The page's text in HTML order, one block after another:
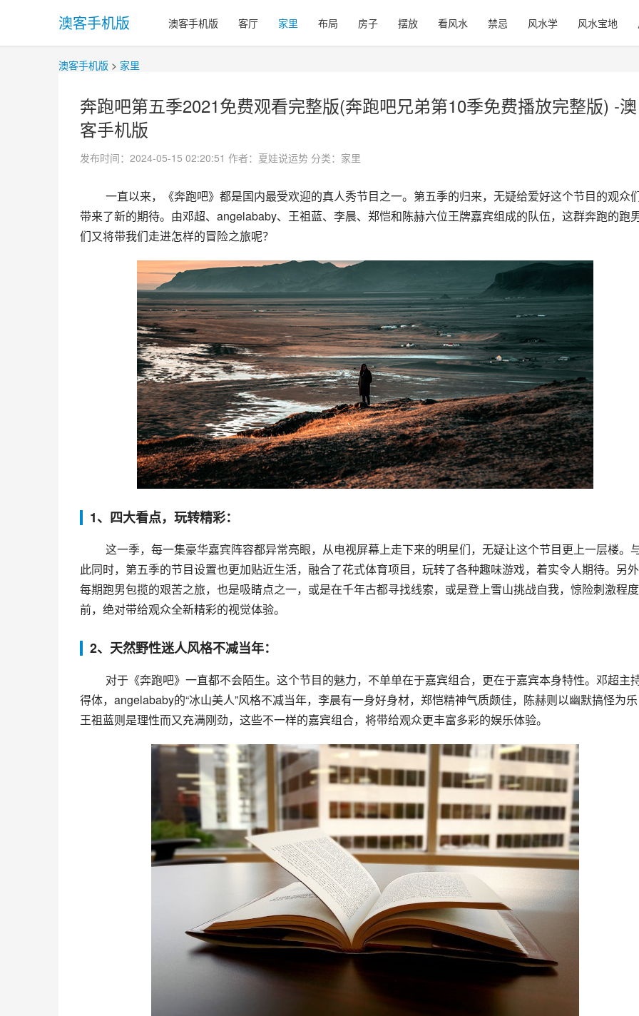
澳客手机版 澳客手机版 客厅 家里 布局 房子 摆放 看风水 禁忌 风水学 风水宝地
澳客手机版 > 家里
奔跑吧第五季2021免费观看完整版(奔跑吧兄弟第10季免费播放完整版) -澳
客手机版
发布时间：2024-05-15 02:20:51 作者：夏娃说运势 分类： 家里
带来了新的期待。由邓超、angelababy、王祖蓝、李晨、郑恺和陈赫六位王牌嘉宾组成的队伍，这群奔跑的跑
们又将带我们走进怎样的冒险之旅呢？
1、四大看点，玩转精彩：
此同时，第五季的节目设置也更加贴近生活，融合了花式体育项目，玩转了各种趣味游戏，着实令人期待。另
每期跑男包揽的艰苦之旅，也是吸睛点之一，或是在千年古都寻找线索，或是登上雪山挑战自我，惊险刺激程
前，绝对带给观众全新精彩的视觉体验。
2、天然野性迷人风格不减当年：
得体，angelababy的“冰山美人”风格不减当年，李晨有一身好身材，郑恺精神气质颇佳，陈赫则以幽默搞怪为
王祖蓝则是理性而又充满刚劲，这些不一样的嘉宾组合，将带给观众更丰富多彩的娱乐体验。